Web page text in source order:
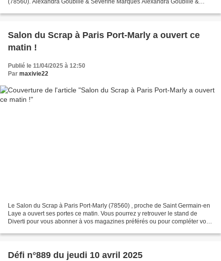
Salon du Scrap à Paris Port-Marly a ouvert ce
matin !
Publié le 11/04/2025 à 12:50
Par maxivie22
Le Salon du Scrap à Paris Port-Marly (78560) , proche de Saint Germain-en
Laye a ouvert ses portes ce matin. Vous pourrez y retrouver le stand de
Diverti pour vous abonner à vos magazines préférés ou pour compléter votre
Défi n°889 du jeudi 10 avril 2025